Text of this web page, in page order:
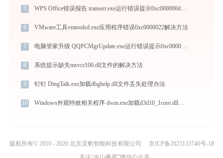
5 WPS Office错误报告 transerr.exe运行错误提示0xc000000d的解决办法
6 VMware工具vmtoolsd.exe应用程序错误0xc0000022解决方法
7 电脑管家升级 QQPCMgrUpdate.exe运行错误提示0xc0000005的解决办法
8 系统提示缺失msvcr100.dll文件的解决方法
9 钉钉 DingTalk.exe加载dbghelp.dll文件丢失处理办法
10 Windows外观特效相关程序 dwm.exe加载d3d10_1core.dll文件丢失处理办法
版权所有© 2010 - 2026 北京灵豹智能科技有限公司
京ICP备2025133740号-18